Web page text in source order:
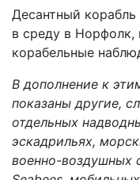
Десантный корабль
в среду в
корабельные
В дополнение к
показаны другие,
отдельных
эскадрильях,
военно-воздушных